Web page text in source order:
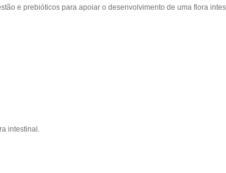
e prebióticos para apoiar o desenvolvimento de uma flora
intestinal.